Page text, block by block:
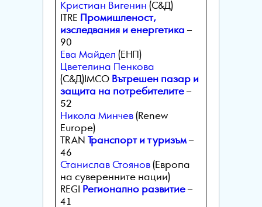
Кристиан Вигенин (С&Д)
ITRE
Промишленост,
изследвания и енергетика –
90
Ева Майдел (ЕНП)
Цветелина Пенкова
(С&Д)IMCO Вътрешен пазар и
защита на потребителите –
52
Никола Минчев (Renew
Europe)
TRAN
Транспорт и туризъм –
46
Станислав Стоянов (Европа
на суверенните нации)
REGI
Регионално развитие –
41